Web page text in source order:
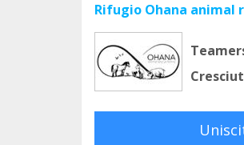
Rifugio Ohana animal